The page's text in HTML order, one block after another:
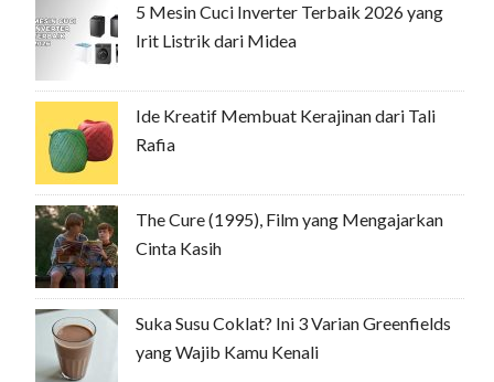
5 Mesin Cuci Inverter Terbaik 2026 yang
Irit Listrik dari Midea
Ide Kreatif Membuat Kerajinan dari Tali
Rafia
The Cure (1995), Film yang Mengajarkan
Cinta Kasih
Suka Susu Coklat? Ini 3 Varian Greenfields
yang Wajib Kamu Kenali